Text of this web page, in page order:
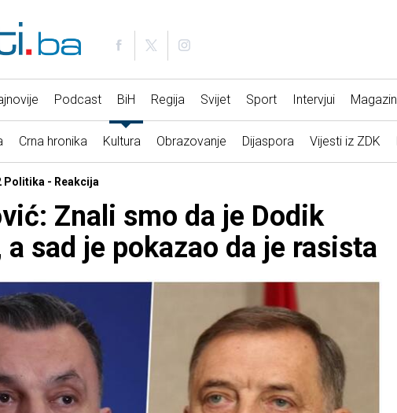
Podcast BiH Regija Svijet Sport Intervjui Magazin
Crna hronika Kultura Obrazovanje Dijaspora Vijesti iz ZDK
Politika - Reakcija
Znali smo da je Dodik
sad je pokazao da je rasista